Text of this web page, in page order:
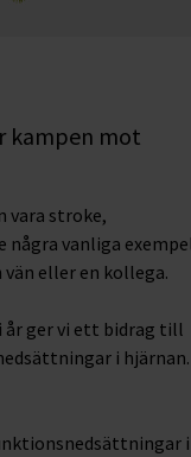
kampen mot
vara stroke,
vanliga
vän eller en kollega.
år ger vi ett bidrag till
i hjärnan.
i